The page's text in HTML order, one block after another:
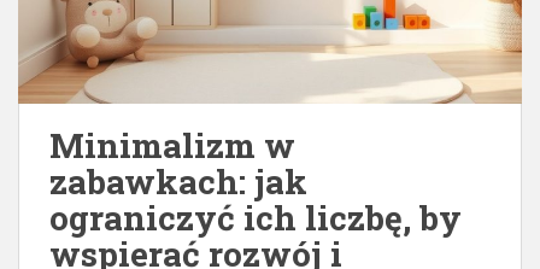
Minimalizm w
zabawkach: jak
ograniczyć ich liczbę, by
wspierać rozwój i